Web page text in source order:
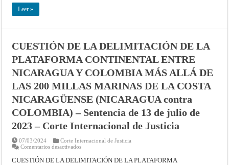
ÁRABE
SIRIA)
Providencia
16
noviembre
2023
–
Corte
Internacional
de
Justicia
Leer »
CUESTIÓN DE LA DELIMITACIÓN DE LA
PLATAFORMA CONTINENTAL ENTRE
NICARAGUA Y COLOMBIA MÁS ALLÁ DE
LAS 200 MILLAS MARINAS DE LA COSTA
NICARAGÜENSE (NICARAGUA contra
COLOMBIA) – Sentencia de 13 de julio de
2023 – Corte Internacional de Justicia
07/03/2024
Corte Internacional de Justicia
Comentarios desactivadosen
DE
CUESTIÓN DE LA DELIMITACIÓN DE LA PLATAFORMA